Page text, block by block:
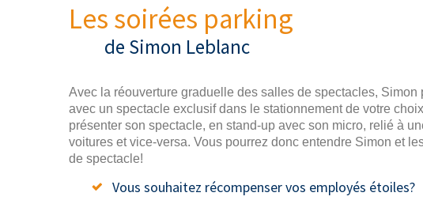
Les soirées parking
de Simon Leblanc
Avec la réouverture graduelle des salles de spectacles,
avec un spectacle exclusif dans le stationnement de votre
présenter son spectacle, en stand-up avec son micro, relié à
voitures et vice-versa. Vous pourrez donc entendre Simon et
de spectacle!
Vous souhaitez récompenser vos employés étoiles?